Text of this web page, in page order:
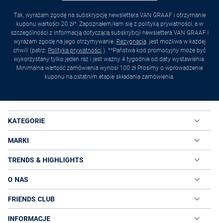
Tak, wyrażam zgodę na subskrypcję newslettera VAN GRAAF i otrzymanie
kuponu wartości 20 zł*. Zapoznałem/łam się z polityką prywatności, a w
szczególności z informacją dotyczącą subskrybcji newslettera VAN GRAAF i
wyrażam zgodę na jego otrzymywanie. Rezygnacja. jest możliwa w każdej
chwili (patrz: Polityka prywatności ). **Państwa kod promocyjny może być
wykorzystany tylko jeden raz i jest ważny 4 tygodnie od daty wystawienia.
Minimalna wartość zamówienia wynosi 100 zł Prosimy o wprowadzenie
kuponu na ostatnim etapie składania zamówienia.
KATEGORIE
MARKI
TRENDS & HIGHLIGHTS
O NAS
FRIENDS CLUB
INFORMACJE